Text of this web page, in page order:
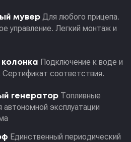
мувер Для любого прицепа.
управление. Легкий монтаж и
колонка Подключение к воде и
Сертификат соответствия.
генератор Топливные
автономной эксплуатации
Единственный периодический